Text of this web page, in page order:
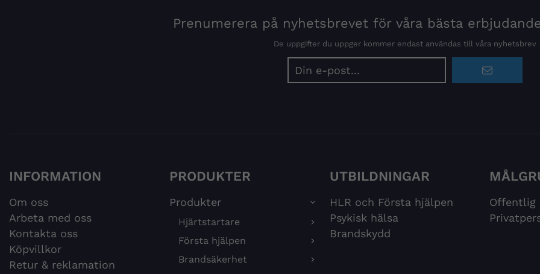
Prenumerera på nyhetsbrevet för våra bästa
De uppgifter du uppger kommer endast användas till våra nyhetsbrev
postadress
INFORMATION
Om oss
Arbeta med oss
Kontakta oss
Köpvillkor
Retur & reklamation
PRODUKTER
Produkter
Hjärtstartare
Första hjälpen
Brandsäkerhet
UTBILDNINGAR
HLR och Första hjälpen
Psykisk hälsa
Brandskydd
Offentlig